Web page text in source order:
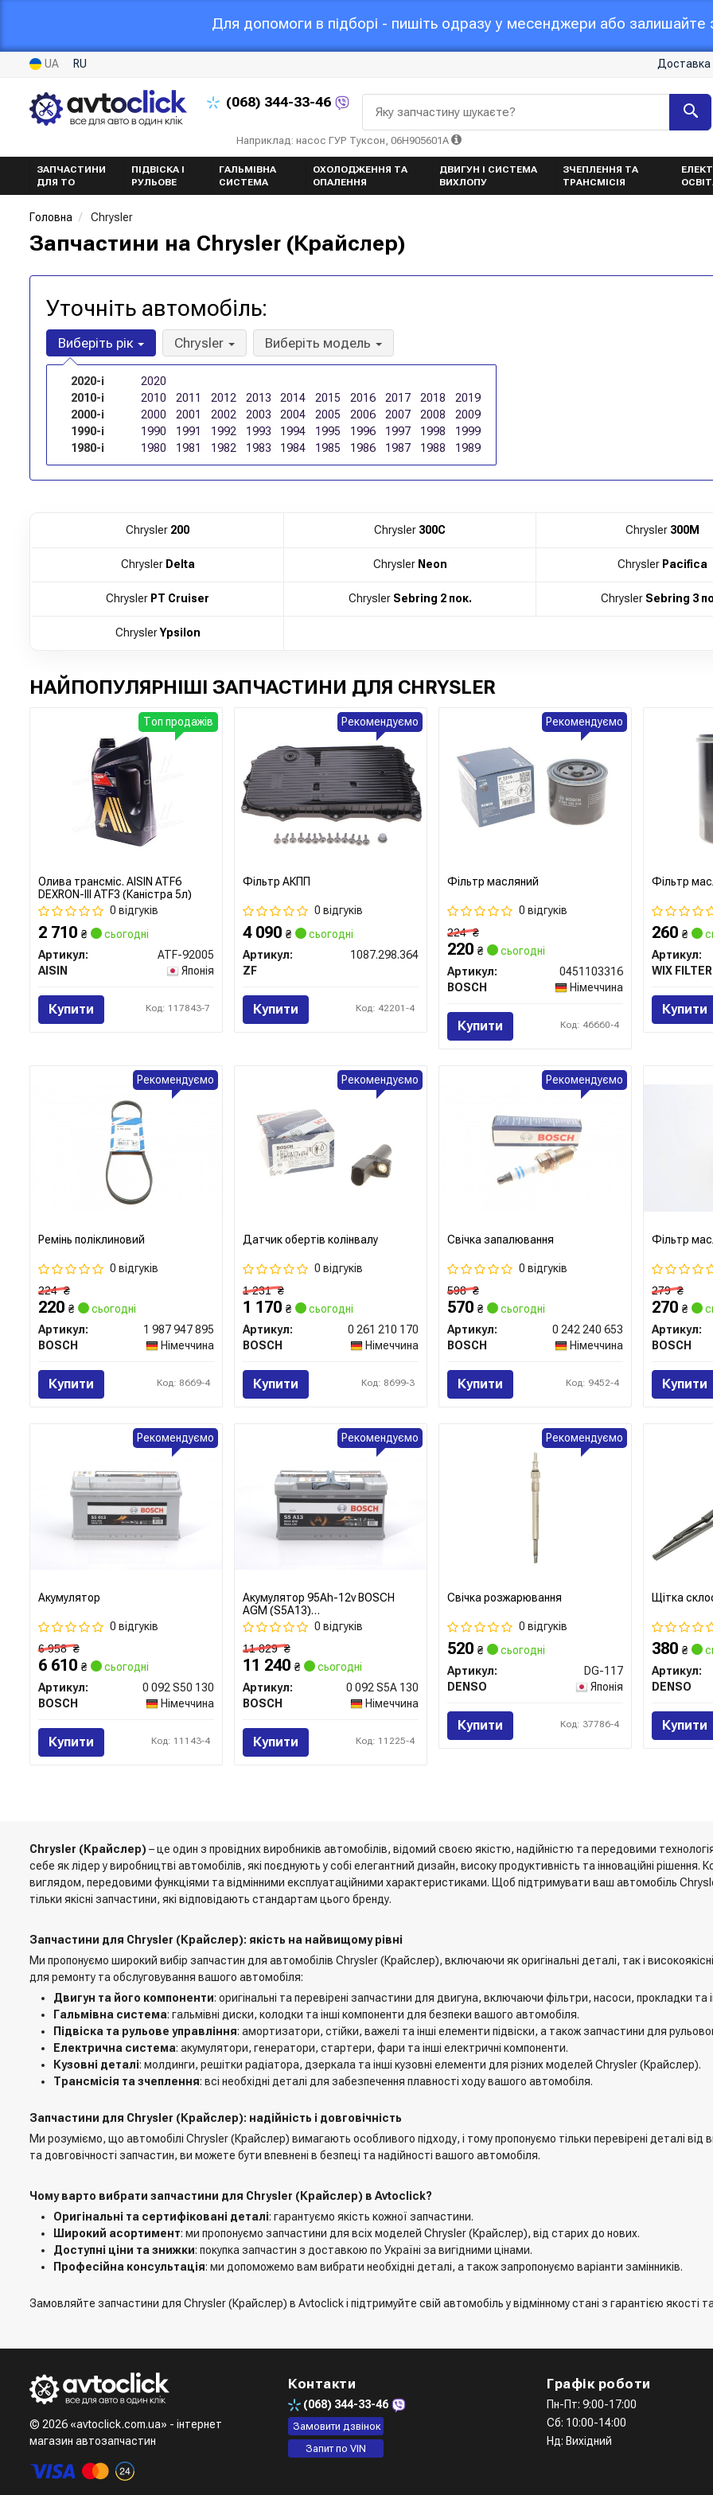
Для допомоги в підборі - пишіть одразу у месенджери або залишайте
UA RU Доставка
(068) 344-33-46
Яку запчастину шукаєте?
Наприклад: насос ГУР Туксон, 06H905601A
ЗАПЧАСТИНИ
ДЛЯ ТО
ПІДВІСКА І
РУЛЬОВЕ
ГАЛЬМІВНА
СИСТЕМА
ОХОЛОДЖЕННЯ ТА
ОПАЛЕННЯ
ДВИГУН І СИСТЕМА
ВИХЛОПУ
ЗЧЕПЛЕННЯ ТА
ТРАНСМІСІЯ
Головна Chrysler
Запчастини на Chrysler (Крайслер)
Уточніть автомобіль:
Виберіть рік
2020-і
2020
2010-і
2010 2011 2012 2013 2014 2015 2016 2017 2018
2019
2000-і
2000 2001 2002 2003 2004 2005 2006 2007 2008
2009
1990-і
1990 1991 1992 1993 1994 1995 1996 1997 1998
1999
1980-і
1980 1981 1982 1983 1984 1985 1986 1987 1988 1989
Chrysler Виберіть модель
Chrysler 200 Chrysler 300C Chrysler 300M
Chrysler Delta Chrysler Neon Chrysler Pacifica
Chrysler PT Cruiser Chrysler Sebring 2 пок. Chrysler Sebring 3
ChryslerYpsilon
НАЙПОПУЛЯРНІШІ ЗАПЧАСТИНИ ДЛЯ CHRYSLER
Олива трансміс. AISIN ATF6
DEXRON-III ATF3 (Каністра 5л)
0 відгуків
2 710 ₴
сьогодні
Артикул:
ATF-92005
AISIN
Японія
Купити Код: 117843-7
Топ продажів
Фільтр АКПП
0 відгуків
4 090 ₴
сьогодні
Артикул:
1087.298.364
ZF
Купити Код: 42201-4
Рекомендуємо
Фільтр масляний
0 відгуків
224₴
220 ₴
сьогодні
Артикул:
0451103316
BOSCH
Німеччина
Купити Код: 46660-4
Рекомендуємо
Фільтр
260 ₴
Артикул:
WIX
Купити
Ремінь поліклиновий
0 відгуків
224₴
220 ₴
сьогодні
Артикул:
1 987 947 895
BOSCH
Німеччина
Купити Код: 8669-4
Рекомендуємо
Датчик обертів колінвалу
0 відгуків
1 231₴
1 170 ₴
сьогодні
Артикул:
0 261 210 170
BOSCH
Німеччина
Купити Код: 8699-3
Рекомендуємо
Свічка запалювання
0 відгуків
598₴
570 ₴
сьогодні
Артикул:
0 242 240 653
BOSCH
Німеччина
Купити Код: 9452-4
Рекомендуємо
Фільтр
279₴
270 ₴
Артикул:
BOSCH
Купити
Акумулятор
0 відгуків
6 958₴
6 610 ₴
сьогодні
Артикул:
0 092 S50 130
BOSCH
Німеччина
Купити Код: 11143-4
Рекомендуємо
Акумулятор 95Ah-12v BOSCH
AGM (S5A13)
(353x175x190),R,EN850
0 відгуків
11 829₴
11 240 ₴
сьогодні
Артикул:
0 092 S5A 130
BOSCH
Німеччина
Купити Код: 11225-4
Рекомендуємо
Свічка розжарювання
0 відгуків
520 ₴
сьогодні
Артикул:
DG-117
DENSO
Японія
Купити Код: 37786-4
Рекомендуємо
Щітка
380 ₴
Артикул:
DENSO
Купити
Chrysler (Крайслер) – це один з провідних виробників автомобілів, відомий своєю якістю, надійністю та передовими
себе як лідер у виробництві автомобілів, які поєднують у собі елегантний дизайн, високу продуктивність та інноваційні
виглядом, передовими функціями та відмінними експлуатаційними характеристиками. Щоб підтримувати ваш автомобіль
тільки якісні запчастини, які відповідають стандартам цього бренду.
Запчастини для Chrysler (Крайслер): якість на найвищому рівні
Ми пропонуємо широкий вибір запчастин для автомобілів Chrysler (Крайслер), включаючи як оригінальні деталі, так і
для ремонту та обслуговування вашого автомобіля:
Двигун та його компоненти: оригінальні та перевірені запчастини для двигуна, включаючи фільтри, насоси, прокладки та
Гальмівна система: гальмівні диски, колодки та інші компоненти для безпеки вашого автомобіля.
Підвіска та рульове управління: амортизатори, стійки, важелі та інші елементи підвіски, а також запчастини для
Електрична система: акумулятори, генератори, стартери, фари та інші електричні компоненти.
Кузовні деталі: молдинги, решітки радіатора, дзеркала та інші кузовні елементи для різних моделей Chrysler (Крайслер).
Трансмісія та зчеплення: всі необхідні деталі для забезпечення плавності ходу вашого автомобіля.
Запчастини для Chrysler (Крайслер): надійність і довговічність
Ми розуміємо, що автомобілі Chrysler (Крайслер) вимагають особливого підходу, і тому пропонуємо тільки перевірені деталі від
та довговічності запчастин, ви можете бути впевнені в безпеці та надійності вашого автомобіля.
Чому варто вибрати запчастини для Chrysler (Крайслер) в Avtoclick?
Оригінальні та сертифіковані деталі: гарантуємо якість кожної запчастини.
Широкий асортимент: ми пропонуємо запчастини для всіх моделей Chrysler (Крайслер), від старих до нових.
Доступні ціни та знижки: покупка запчастин з доставкою по Україні за вигідними цінами.
Професійна консультація: ми допоможемо вам вибрати необхідні деталі, а також запропонуємо варіанти замінників.
Замовляйте запчастини для Chrysler (Крайслер) в Avtoclick і підтримуйте свій автомобіль у відмінному стані з гарантією якості та
© 2026 «avtoclick.com.ua» - інтернет
магазин автозапчастин
Контакти
(068) 344-33-46
Замовити дзвінок
Запит по VIN
Графік роботи
Пн-Пт: 9:00-17:00
Сб: 10:00-14:00
Нд: Вихідний